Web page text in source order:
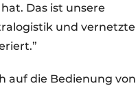
Das ist unsere
und vernetzte
auf die Bedienung von